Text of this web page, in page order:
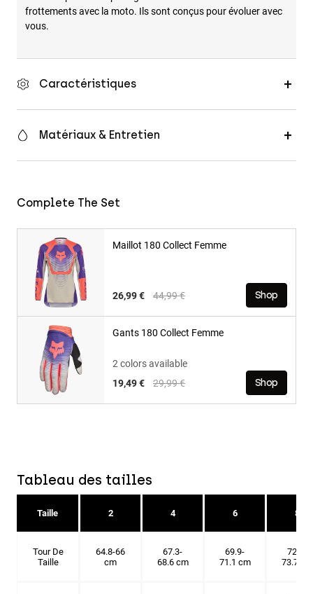
frottements avec la moto. Ils sont conçus pour évoluer avec
vous.
Caractéristiques
Matériaux & Entretien
Complete The Set
Maillot 180 Collect Femme
Price reduced from
44,99 €to
26,99 € Shop
Gants 180 Collect Femme
2 colors available
Price reduced from
29,99 €to
19,49 € Shop
Tableau des tailles
Taille 2 4 6 8
Tour De
Taille
64.8-66
cm
67.3-
68.6 cm
69.9-
71.1 cm
72.4-
73.7 cm